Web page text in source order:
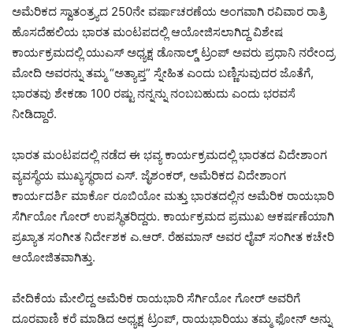
ಅಮೆರಿಕದ ಸ್ವಾತಂತ್ರ್ಯದ 250ನೇ ವರ್ಷಾಚರಣೆಯ ಅಂಗವಾಗಿ ರವಿವಾರ ರಾತ್ರಿ
ಹೊಸದೆಹಲಿಯ ಭಾರತ ಮಂಟಪದಲ್ಲಿ ಆಯೋಜಿಸಲಾಗಿದ್ದ ವಿಶೇಷ
ಕಾರ್ಯಕ್ರಮದಲ್ಲಿ ಯುಎಸ್ ಅಧ್ಯಕ್ಷ ಡೊನಾಲ್ಡ್ ಟ್ರಂಪ್ ಅವರು ಪ್ರಧಾನಿ ನರೇಂದ್ರ
ಮೋದಿ ಅವರನ್ನು ತಮ್ಮ “ಅತ್ಯಾಪ್ತ” ಸ್ನೇಹಿತ ಎಂದು ಬಣ್ಣಿಸುವುದರ ಜೊತೆಗೆ,
ಭಾರತವು ಶೇಕಡಾ 100 ರಷ್ಟು ನನ್ನನ್ನು ನಂಬಬಹುದು ಎಂದು ಭರವಸೆ
ನೀಡಿದ್ದಾರೆ.
ಭಾರತ ಮಂಟಪದಲ್ಲಿ ನಡೆದ ಈ ಭವ್ಯ ಕಾರ್ಯಕ್ರಮದಲ್ಲಿ ಭಾರತದ ವಿದೇಶಾಂಗ
ವ್ಯವಸ್ಥೆಯ ಮುಖ್ಯಸ್ಥರಾದ ಎಸ್. ಜೈಶಂಕರ್, ಅಮೆರಿಕದ ವಿದೇಶಾಂಗ
ಕಾರ್ಯದರ್ಶಿ ಮಾರ್ಕೊ ರೂಬಿಯೋ ಮತ್ತು ಭಾರತದಲ್ಲಿನ ಅಮೆರಿಕ ರಾಯಭಾರಿ
ಸೆರ್ಗಿಯೋ ಗೋರ್ ಉಪಸ್ಥಿತರಿದ್ದರು. ಕಾರ್ಯಕ್ರಮದ ಪ್ರಮುಖ ಆಕರ್ಷಣೆಯಾಗಿ
ಪ್ರಖ್ಯಾತ ಸಂಗೀತ ನಿರ್ದೇಶಕ ಎ.ಆರ್. ರೆಹಮಾನ್ ಅವರ ಲೈವ್ ಸಂಗೀತ ಕಚೇರಿ
ಆಯೋಜಿತವಾಗಿತ್ತು.
ವೇದಿಕೆಯ ಮೇಲಿದ್ದ ಅಮೆರಿಕ ರಾಯಭಾರಿ ಸೆರ್ಗಿಯೋ ಗೋರ್ ಅವರಿಗೆ
ದೂರವಾಣಿ ಕರೆ ಮಾಡಿದ ಅಧ್ಯಕ್ಷ ಟ್ರಂಪ್, ರಾಯಭಾರಿಯು ತಮ್ಮ ಫೋನ್ ಅನ್ನು